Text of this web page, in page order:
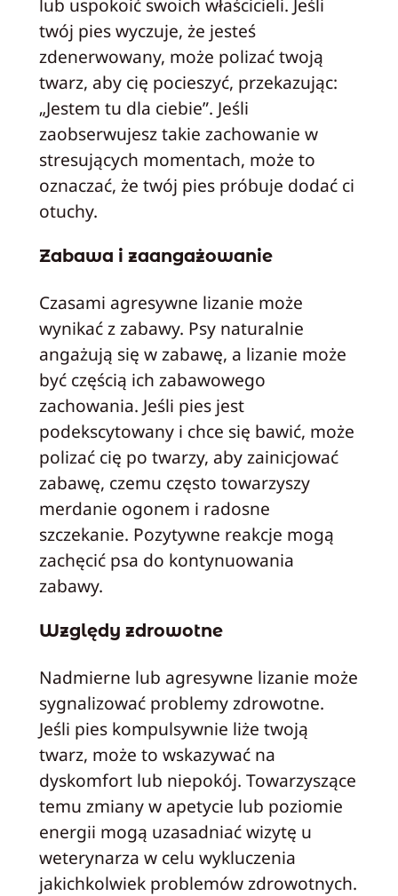
twój pies wyczuje, że jesteś
zdenerwowany, może polizać twoją
twarz, aby cię pocieszyć, przekazując:
„Jestem tu dla ciebie”. Jeśli
zaobserwujesz takie zachowanie w
stresujących momentach, może to
oznaczać, że twój pies próbuje dodać ci
otuchy.
Zabawa i zaangażowanie
Czasami agresywne lizanie może
wynikać z zabawy. Psy naturalnie
angażują się w zabawę, a lizanie może
być częścią ich zabawowego
zachowania. Jeśli pies jest
podekscytowany i chce się bawić, może
polizać cię po twarzy, aby zainicjować
zabawę, czemu często towarzyszy
merdanie ogonem i radosne
szczekanie. Pozytywne reakcje mogą
zachęcić psa do kontynuowania
zabawy.
Względy zdrowotne
Nadmierne lub agresywne lizanie może
sygnalizować problemy zdrowotne.
Jeśli pies kompulsywnie liże twoją
twarz, może to wskazywać na
dyskomfort lub niepokój. Towarzyszące
temu zmiany w apetycie lub poziomie
energii mogą uzasadniać wizytę u
weterynarza w celu wykluczenia
jakichkolwiek problemów zdrowotnych.